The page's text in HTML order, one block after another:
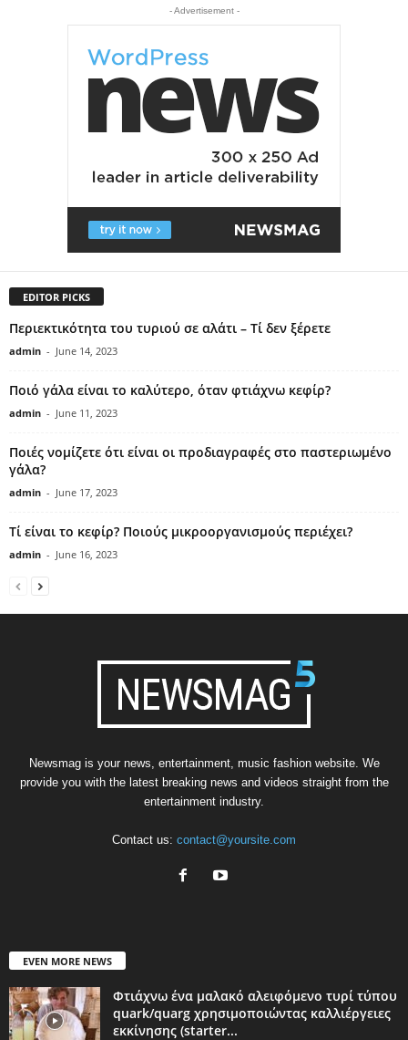
- Advertisement -
EDITOR PICKS
Περιεκτικότητα του τυριού σε αλάτι – Τί δεν ξέρετε
admin - June 14, 2023
Ποιό γάλα είναι το καλύτερο, όταν φτιάχνω κεφίρ?
admin - June 11, 2023
Ποιές νομίζετε ότι είναι οι προδιαγραφές στο παστεριωμένο
γάλα?
admin - June 17, 2023
Τί είναι το κεφίρ? Ποιούς μικροοργανισμούς περιέχει?
admin - June 16, 2023
Newsmag is your news, entertainment, music fashion website. We
provide you with the latest breaking news and videos straight from the
entertainment industry.
Contact us: contact@yoursite.com
EVEN MORE NEWS
Φτιάχνω ένα μαλακό αλειφόμενο τυρί τύπου
quark/quarg χρησιμοποιώντας καλλιέργειες
εκκίνησης (starter...